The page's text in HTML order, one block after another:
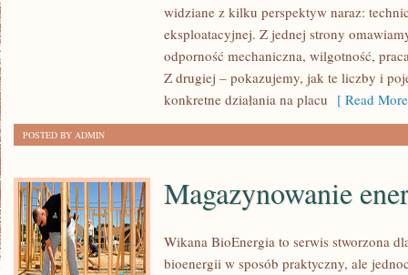
DREWNIANEwidziane z kilku perspektyw naraz:
eksploatacyjnej. Z jednej strony
odporność mechaniczna, wilgotność,
Z drugiej – pokazujemy, jak te liczby i
konkretne działania na placu [ Read
POSTED BY ADMIN
Magazynowanie
Wikana BioEnergia to serwis stworzona
bioenergii w sposób praktyczny, ale